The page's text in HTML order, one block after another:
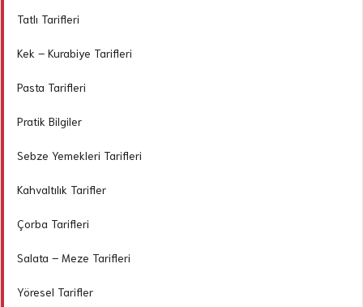
Tatlı Tarifleri
Kek – Kurabiye Tarifleri
Pasta Tarifleri
Pratik Bilgiler
Sebze Yemekleri Tarifleri
Kahvaltılık Tarifler
Çorba Tarifleri
Salata – Meze Tarifleri
Yöresel Tarifler